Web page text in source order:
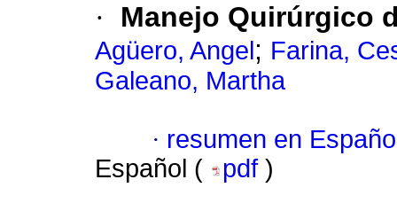
· Manejo Quirúrgico
Agüero, Angel ; Farina,
Galeano, Martha
· resumen en
Español (
pdf )